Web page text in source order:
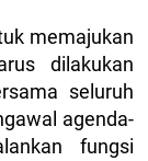
memajukan
dilakukan
seluruh
agenda-
fungsi